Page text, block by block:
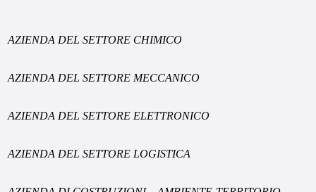
AZIENDA DEL SETTORE CHIMICO
AZIENDA DEL SETTORE MECCANICO
AZIENDA DEL SETTORE ELETTRONICO
AZIENDA DEL SETTORE LOGISTICA